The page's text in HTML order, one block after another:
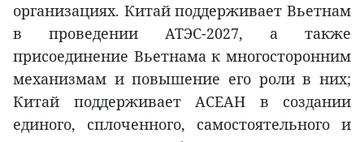
организациях. Китай поддерживает Вьетнам
в проведении АТЭС-2027, а также
присоединение Вьетнама к многосторонним
механизмам и повышение его роли в них;
Китай поддерживает АСЕАН в создании
единого, сплоченного, самостоятельного и